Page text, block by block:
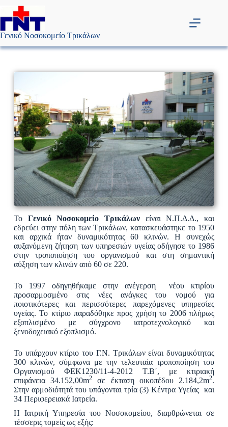
Γενικό Νοσοκομείο Τρικάλων
Το Γενικό Νοσοκομείο Τρικάλων είναι Ν.Π.Δ.Δ., και
εδρεύει στην πόλη των Τρικάλων, κατασκευάστηκε το 1950
και αρχικά ήταν δυναμικότητας 60 κλινών. Η συνεχώς
αυξανόμενη ζήτηση των υπηρεσιών υγείας οδήγησε το 1986
στην τροποποίηση του οργανισμού και στη σημαντική
αύξηση των κλινών από 60 σε 220.
Το 1997 οδηγηθήκαμε στην ανέγερση νέου κτιρίου
προσαρμοσμένο στις νέες ανάγκες του νομού για
ποιοτικότερες και περισσότερες παρεχόμενες υπηρεσίες
υγείας. Το κτίριο παραδόθηκε προς χρήση το 2006 πλήρως
εξοπλισμένο με σύγχρονο ιατροτεχνολογικό και
ξενοδοχειακό εξοπλισμό.
Το υπάρχουν κτίριο του Γ.Ν. Τρικάλων είναι δυναμικότητας
300 κλινών, σύμφωνα με την τελευταία τροποποίηση του
Οργανισμού ΦΕΚ1230/11-4-2012 Τ.Β΄, με κτιριακή
επιφάνεια 34.152,00m2 σε έκταση οικοπέδου 2.184,2m2.
Στην αρμοδιότητά του υπάγονται τρία (3) Κέντρα Υγείας και
34 Περιφερειακά Ιατρεία.
Η Ιατρική Υπηρεσία του Νοσοκομείου, διαρθρώνεται σε
τέσσερις τομείς ως εξής: